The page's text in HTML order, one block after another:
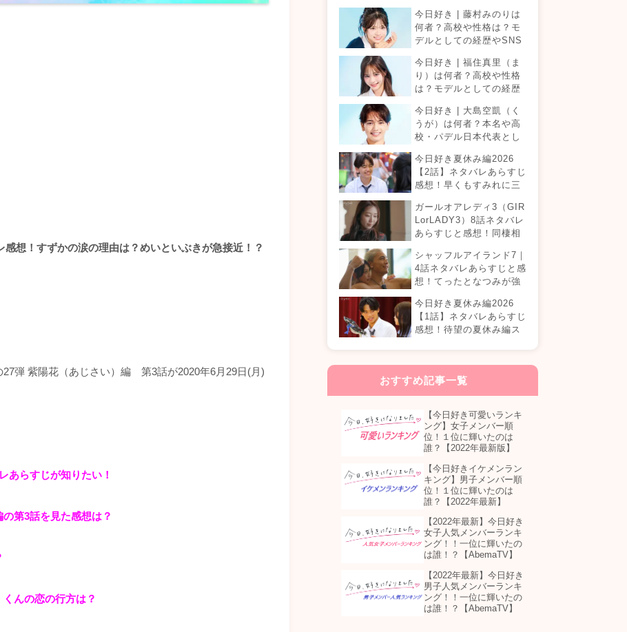
想！すずかの涙の理由は？めいといぶきが急接近！？
27弾 紫陽花（あじさい）編 第3話が2020年6月29日(月)
あらすじが知りたい！
第3話を見た感想は？
んの恋の行方は？
今日好き | 藤村みのりは
何者？高校や性格は？モ
デルとしての経歴やSNS
今日好き | 福住真里（ま
り）は何者？高校や性格
は？モデルとしての経歴
め！
今日好き | 大島空凱（く
うが）は何者？本名や高
校・パデル日本代表とし
ールまとめ！
今日好き夏休み編2026
【2話】ネタバレあらすじ
感想！早くもすみれに三
ルは生まれる？
ガールオアレディ3（GIR
LorLADY3）8話ネタバレ
あらすじと感想！同棲相
気持ちの変化は…？
シャッフルアイランド7｜
4話ネタバレあらすじと感
想！てったとなつみが強
カップル誕生！？
今日好き夏休み編2026
【1話】ネタバレあらすじ
感想！待望の夏休み編ス
おすすめ記事一覧
【今日好き可愛いランキ
ング】女子メンバー順
位！１位に輝いたのは
誰？【2022年最新版】
【今日好きイケメンラン
キング】男子メンバー順
位！１位に輝いたのは
誰？【2022年最新】
【2022年最新】今日好き
女子人気メンバーランキ
ング！！一位に輝いたの
は誰！？【AbemaTV】
【2022年最新】今日好き
男子人気メンバーランキ
ング！！一位に輝いたの
は誰！？【AbemaTV】